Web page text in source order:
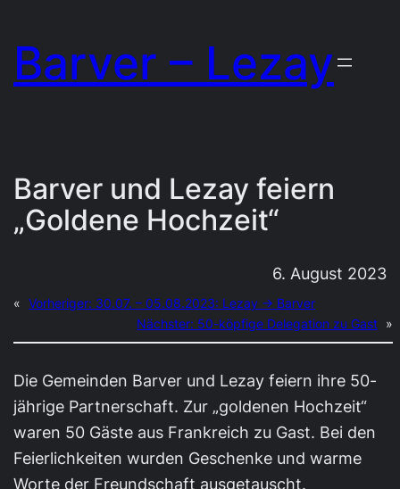
Inhalt
springen
Barver – Lezay
Barver und Lezay feiern
„Goldene Hochzeit“
6. August 2023
« Vorheriger: 30.07. – 05.08.2023: Lezay → Barver
Nächster: 50-köpfige Delegation zu Gast »
Die Gemeinden Barver und Lezay feiern ihre 50-
jährige Partnerschaft. Zur „goldenen Hochzeit“
waren 50 Gäste aus Frankreich zu Gast. Bei den
Feierlichkeiten wurden Geschenke und warme
Worte der Freundschaft ausgetauscht.